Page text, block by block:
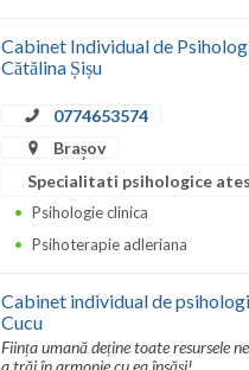
Cabinet Individual de
Cătălina Șișu
0774653574
Brașov
Specialitati psihologice
Psihologie clinica
Psihoterapie adleriana
Cabinet individual de
Cucu
Ființa umană deține toate resursele